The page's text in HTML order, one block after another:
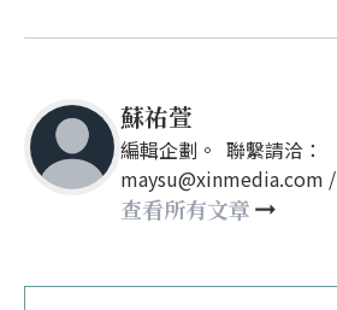
蘇祐萱
編輯企劃。 聯繫請洽：
maysu@xinmedia.com /
may860527@gmail.com
查看所有文章